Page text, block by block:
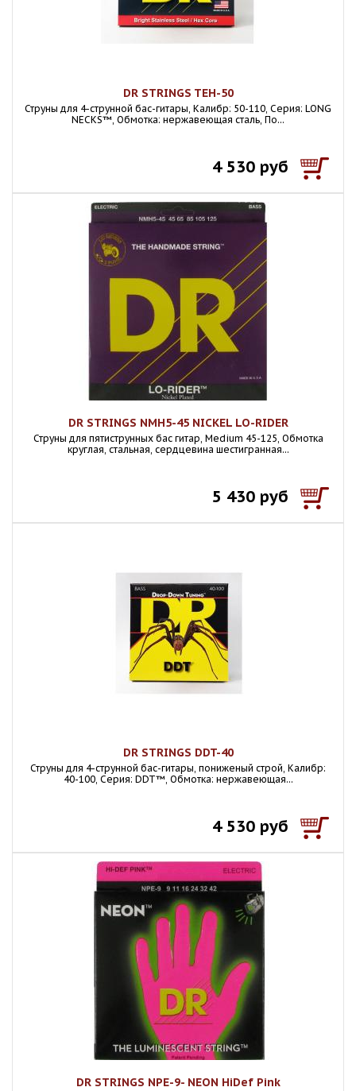
DR STRINGS TEH-50
Струны для 4-струнной бас-гитары, Калибр: 50-110, Серия: LONG
NECKS™, Обмотка: нержавеющая сталь, По...
4 530 руб
DR STRINGS NMH5-45 NICKEL LO-RIDER
Струны для пятиструнных бас гитар, Medium 45-125, Обмотка
круглая, стальная, сердцевина шестигранная...
5 430 руб
DR STRINGS DDT-40
Струны для 4-струнной бас-гитары, пониженый строй, Калибр:
40-100, Серия: DDT™, Обмотка: нержавеющая...
4 530 руб
DR STRINGS NPE-9- NEON HiDef Pink